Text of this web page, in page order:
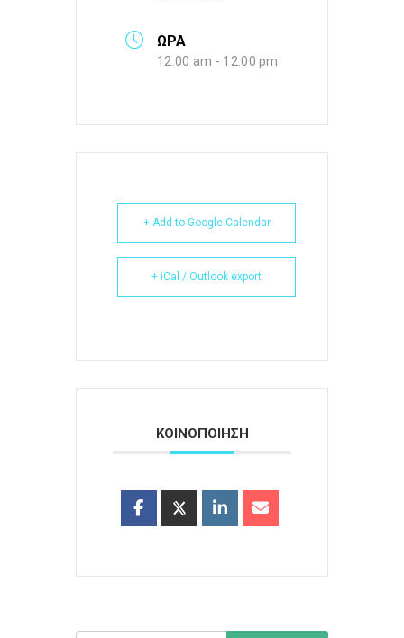
ΩΡΑ
12:00 am - 12:00 pm
+ Add to Google Calendar
+ iCal / Outlook export
ΚΟΙΝΟΠΟΙΗΣΗ